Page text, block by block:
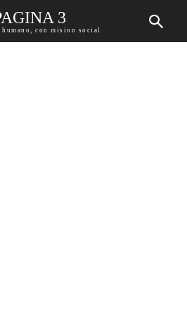
3
humano, con mision social